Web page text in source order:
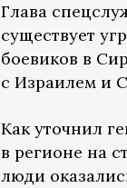
Глава
существует
боевиков в
с Израилем и
Как уточнил
в регионе на
люди